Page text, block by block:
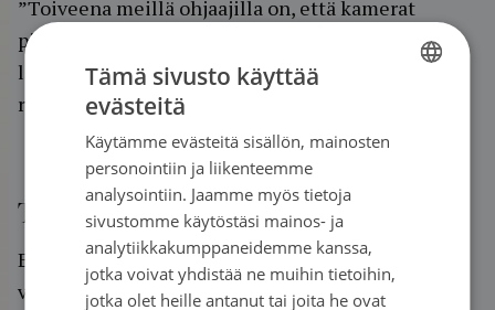
”Toiveena meillä ohjaajilla on, että kamerat
pidetään auki, jotta näkyy että kaikki olemme
läsnä ja voimme yhdessä tehdä vaikkapa
rentoutusliikkeitä tapaamisen lopuksi.”
T urvallinen verkko-ohjelma
Etätapaamiset toteutuivat Pedanet-
verkkoalustalla, jonne rekisteröidyttiin
SWEDISH
Tämä sivusto käyttää
evästeitä
Käytämme evästeitä sisällön, mainosten
personointiin ja liikenteemme
analysointiin. Jaamme myös tietoja
sivustomme käytöstäsi mainos- ja
analytiikkakumppaneidemme kanssa,
jotka voivat yhdistää ne muihin tietoihin,
jotka olet heille antanut tai joita he ovat